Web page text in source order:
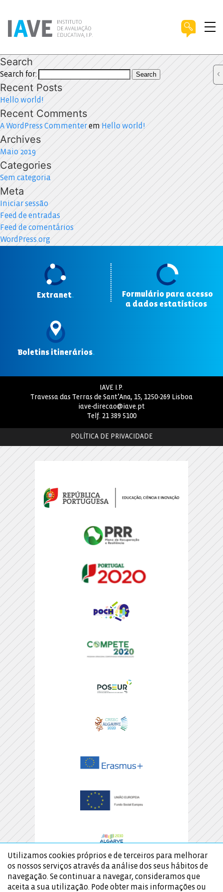
Search
Search for: Search
Recent Posts
Hello world!
Recent Comments
A WordPress Commenterem Hello world!
Archives
Maio 2019
Categories
Sem categoria
Meta
Iniciar sessão
Feed de entradas
Feed de comentários
WordPress.org
Extranet.
Formulário para acesso
a dados estatísticos
Boletins itinerários.
IAVE I.P.
Travessa das Terras de Sant’Ana, 15, 1250-269 Lisboa
iave-direcao@iave.pt
Telf. 21 389 5100
POLÍTICA DE PRIVACIDADE
Utilizamos cookies próprios e de terceiros para melhorar
os nossos serviços através da análise dos seus hábitos de
navegação. Se continuar a navegar, consideramos que
aceita a sua utilização. Pode obter mais informações ou